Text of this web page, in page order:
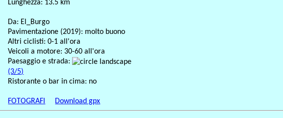
Lunghezza: 13.5 km
Da: El_Burgo
Pavimentazione (2019): molto buono
Altri ciclisti: 0-1 all'ora
Veicoli a motore: 30-60 all'ora
Paesaggio e strada:
(3/5)
Ristorante o bar in cima: no
FOTOGRAFI Download gpx